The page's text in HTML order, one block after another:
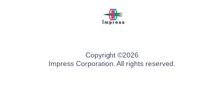
Copyright ©2026
Impress Corporation. All rights reserved.